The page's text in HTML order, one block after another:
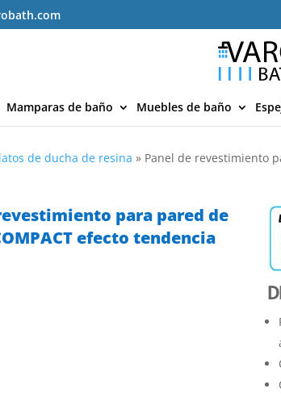
Mamparas de baño Muebles de baño
de ducha de resina » Panel de revestimiento
para pared de
efecto tendencia